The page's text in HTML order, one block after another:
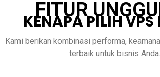
FITUR
KENAPA PILIH
Kami berikan kombinasi performa,
terbaik untuk bisnis Anda.